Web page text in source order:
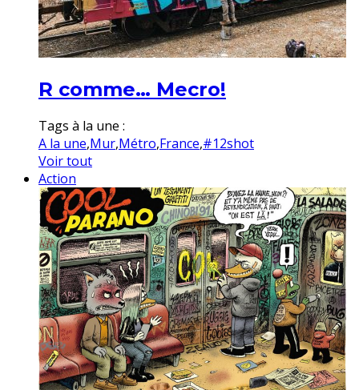
R comme… Mecro!
Tags à la une :
A la une,Mur,Métro,France,#12shot
Voir tout
Action